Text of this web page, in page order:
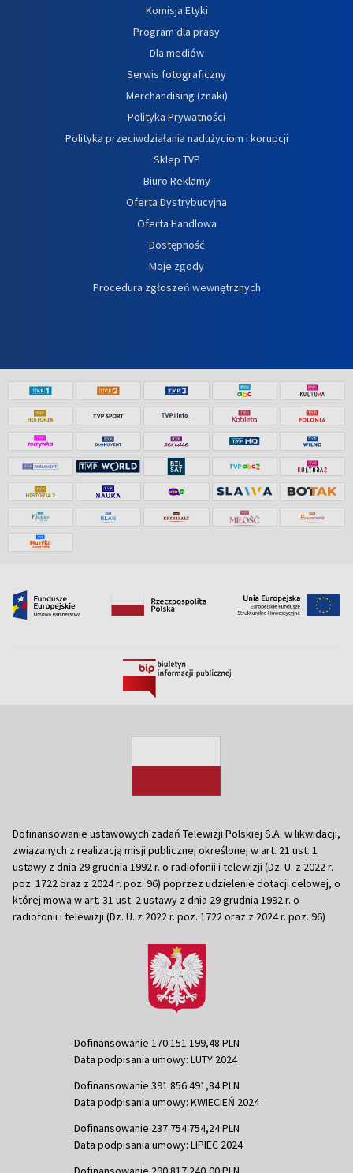
Komisja Etyki
Program dla prasy
Dla mediów
Serwis fotograficzny
Merchandising (znaki)
Polityka Prywatności
Polityka przeciwdziałania nadużyciom i korupcji
Sklep TVP
Biuro Reklamy
Oferta Dystrybucyjna
Oferta Handlowa
Dostępność
Moje zgody
Procedura zgłoszeń wewnętrznych
Dofinansowanie ustawowych zadań Telewizji Polskiej S.A. w likwidacji,
związanych z realizacją misji publicznej określonej w art. 21 ust. 1
ustawy z dnia 29 grudnia 1992 r. o radiofonii i telewizji (Dz. U. z 2022 r.
poz. 1722 oraz z 2024 r. poz. 96) poprzez udzielenie dotacji celowej, o
której mowa w art. 31 ust. 2 ustawy z dnia 29 grudnia 1992 r. o
radiofonii i telewizji (Dz. U. z 2022 r. poz. 1722 oraz z 2024 r. poz. 96)
Dofinansowanie 170 151 199,48 PLN
Data podpisania umowy: LUTY 2024
Dofinansowanie 391 856 491,84 PLN
Data podpisania umowy: KWIECIEŃ 2024
Dofinansowanie 237 754 754,24 PLN
Data podpisania umowy: LIPIEC 2024